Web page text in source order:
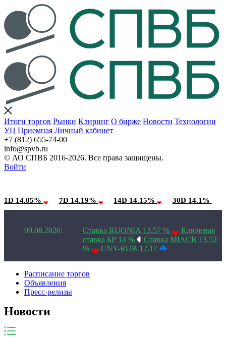
Итоги торгов Рынки Клиринг О бирже Новости Технологии
УЦ Приемная Личный кабинет
+7 (812) 655-74-00
info@spvb.ru
© АО СПВБ 2016-2026. Все права защищены.
Войти
1D 14.05% 7D 14.19% 14D 14.15% 30D 14.1%
09.08.2026: Ставка RUONIA 13.57 %
Ключевая
ставка БР 14 %
Ставка MIACR 13.52
%
CNY-RUB 12.17
Расписание торгов
Объявления
Пресс-релизы
Новости